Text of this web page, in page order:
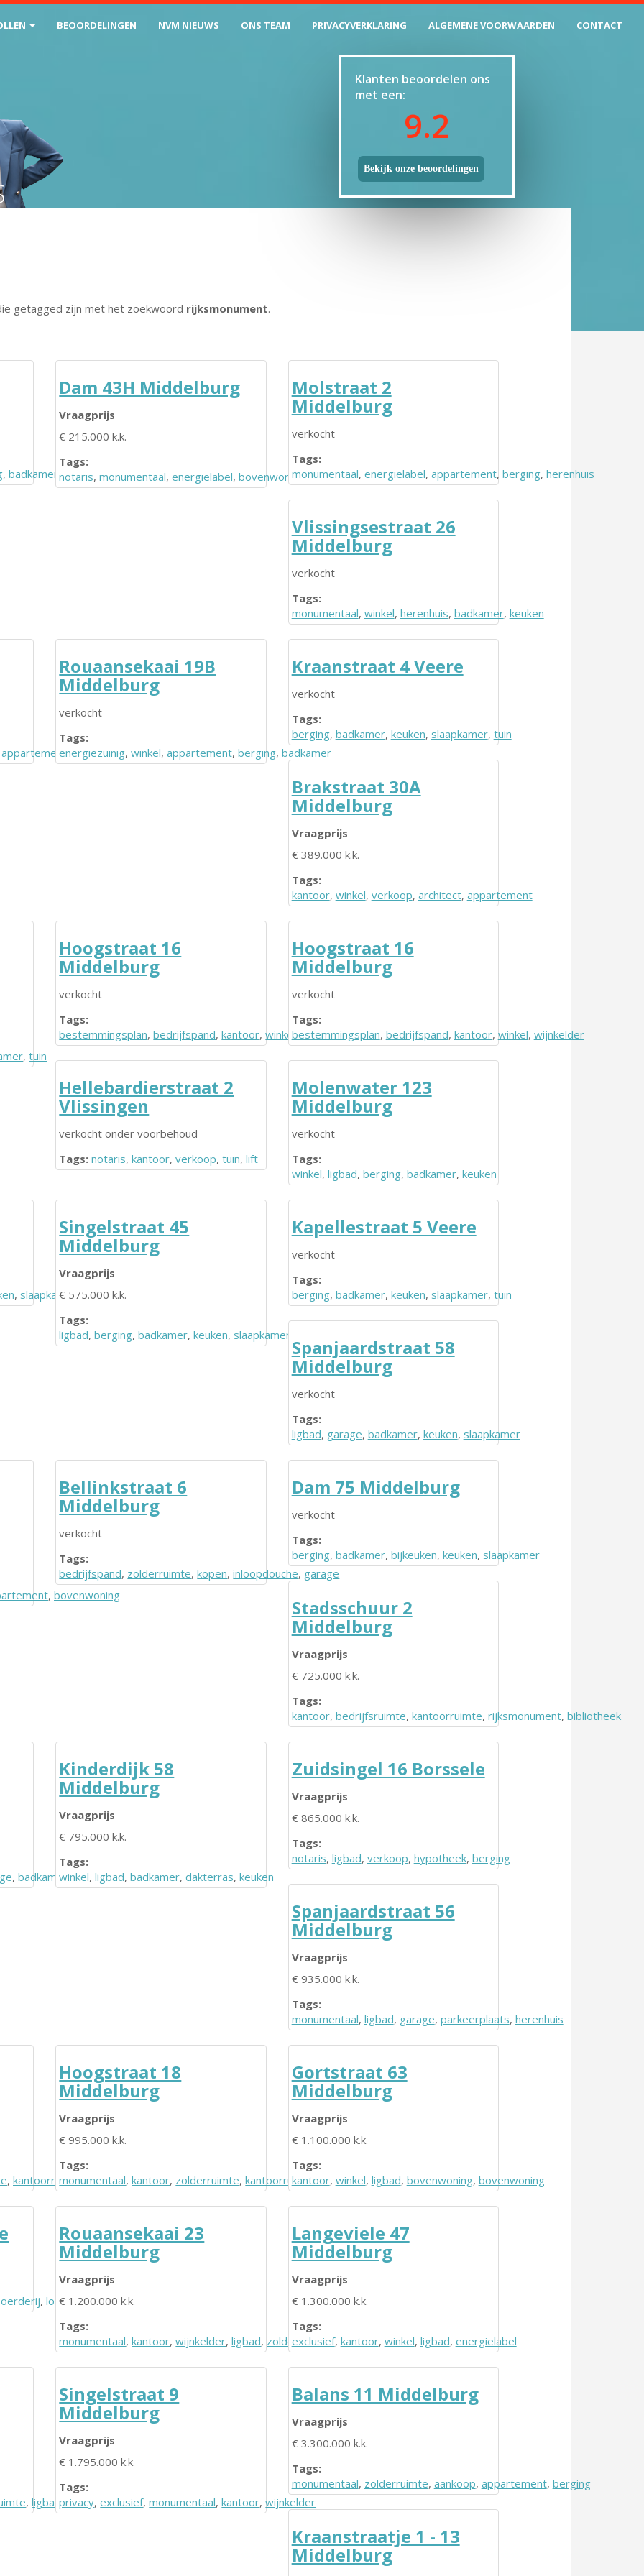
Klanten beoordelen ons
met een:
9.2
Bekijk onze beoordelingen
BEOORDELINGEN NVM NIEUWS ONS TEAM PRIVACYVERKLARING ALGEMENE VOORWAARDEN CONTACT
getagged zijn met het zoekwoord rijksmonument.
, badkamer ,keuken
Dam 43H Middelburg
Vraagprijs
€ 215.000 k.k.
Tags:
notaris,monumentaal,energielabel,bovenwoning,herenhuis
Molstraat 2
Middelburg
verkocht
Tags:
monumentaal, energielabel, appartement, berging, herenhuis
Vlissingsestraat 26
Middelburg
verkocht
Tags:
monumentaal, winkel, herenhuis, badkamer, keuken
appartement,badkamer
Rouaansekaai 19B
Middelburg
verkocht
Tags:
energiezuinig,winkel,appartement,berging,badkamer
Kraanstraat 4 Veere
verkocht
Tags:
berging, badkamer, keuken, slaapkamer, tuin
Brakstraat 30A
Middelburg
Vraagprijs
€ 389.000 k.k.
Tags:
kantoor, winkel, verkoop, architect, appartement
, tuin
Hoogstraat 16
Middelburg
verkocht
Tags:
bestemmingsplan,bedrijfspand,kantoor,winkel,wijnkelder
Hoogstraat 16
Middelburg
verkocht
Tags:
bestemmingsplan, bedrijfspand, kantoor, winkel, wijnkelder
Hellebardierstraat 2
Vlissingen
verkocht onder voorbehoud
Tags: notaris,kantoor,verkoop,tuin,lift
Molenwater 123
Middelburg
verkocht
Tags:
winkel, ligbad, berging, badkamer, keuken
, slaapkamer
Singelstraat 45
Middelburg
Vraagprijs
€ 575.000 k.k.
Tags:
ligbad,berging,badkamer,keuken, slaapkamer
Kapellestraat 5 Veere
verkocht
Tags:
berging, badkamer, keuken, slaapkamer, tuin
Spanjaardstraat 58
Middelburg
verkocht
Tags:
ligbad, garage, badkamer, keuken, slaapkamer
, bovenwoning
Bellinkstraat 6
Middelburg
verkocht
Tags:
bedrijfspand, zolderruimte,kopen,inloopdouche, garage
Dam 75 Middelburg
verkocht
Tags:
berging, badkamer, bijkeuken, keuken, slaapkamer
Stadsschuur 2
Middelburg
Vraagprijs
€ 725.000 k.k.
Tags:
kantoor, bedrijfsruimte, kantoorruimte, rijksmonument, bibliotheek
, badkamer
Kinderdijk 58
Middelburg
Vraagprijs
€ 795.000 k.k.
Tags:
winkel,ligbad,badkamer,dakterras,keuken
Zuidsingel 16 Borssele
Vraagprijs
€ 865.000 k.k.
Tags:
notaris, ligbad, verkoop, hypotheek, berging
Spanjaardstraat 56
Middelburg
Vraagprijs
€ 935.000 k.k.
Tags:
monumentaal, ligbad, garage, parkeerplaats, herenhuis
, kantoorruimte,herenhuis
Hoogstraat 18
Middelburg
Vraagprijs
€ 995.000 k.k.
Tags:
monumentaal,kantoor, zolderruimte,kantoorruimte,herenhuis
Gortstraat 63
Middelburg
Vraagprijs
€ 1.100.000 k.k.
Tags:
kantoor, winkel, ligbad, bovenwoning, bovenwoning
, loods
Rouaansekaai 23
Middelburg
Vraagprijs
€ 1.200.000 k.k.
Tags:
monumentaal,kantoor,wijnkelder,ligbad, zolderruimte
Langeviele 47
Middelburg
Vraagprijs
€ 1.300.000 k.k.
Tags:
exclusief, kantoor, winkel, ligbad, energielabel
, ligbad
Singelstraat 9
Middelburg
Vraagprijs
€ 1.795.000 k.k.
Tags:
privacy,exclusief,monumentaal,kantoor,wijnkelder
Balans 11 Middelburg
Vraagprijs
€ 3.300.000 k.k.
Tags:
monumentaal, zolderruimte, aankoop, appartement, berging
Kraanstraatje 1 - 13
Middelburg